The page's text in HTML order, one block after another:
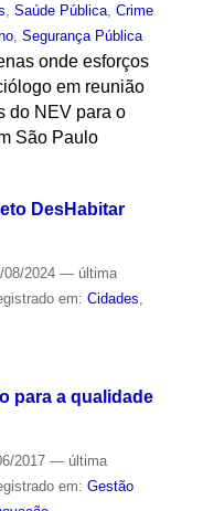
Saúde Pública, Crime
, Segurança Pública
onde esforços
em reunião
do NEV para o
São Paulo
DesHabitar
2024 — última
em: Cidades,
para a qualidade
2017 — última
em: Gestão